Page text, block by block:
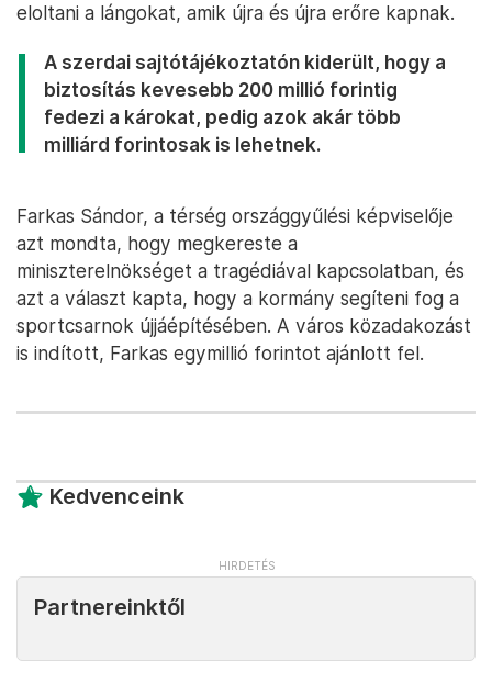
eloltani a lángokat, amik újra és újra erőre kapnak.
A szerdai sajtótájékoztatón kiderült, hogy a
biztosítás kevesebb 200 millió forintig
fedezi a károkat, pedig azok akár több
milliárd forintosak is lehetnek.
Farkas Sándor, a térség országgyűlési képviselője
azt mondta, hogy megkereste a
miniszterelnökséget a tragédiával kapcsolatban, és
azt a választ kapta, hogy a kormány segíteni fog a
sportcsarnok újjáépítésében. A város közadakozást
is indított, Farkas egymillió forintot ajánlott fel.
Kedvenceink
Partnereinktől